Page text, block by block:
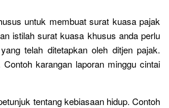
untuk membuat surat kuasa pajak
istilah surat kuasa khusus anda perlu
telah ditetapkan oleh ditjen pajak.
karangan laporan minggu cintai
tentang kebiasaan hidup. Contoh